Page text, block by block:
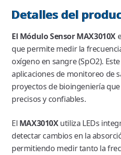
Detalles del
El Módulo Sensor MAX3010X
que permite medir la
oxígeno en sangre (SpO2).
aplicaciones de monitoreo de
proyectos de bioingeniería
precisos y confiables.
El MAX3010Xutiliza LEDs
detectar cambios en la
permitiendo medir tanto la